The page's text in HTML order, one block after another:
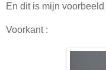
En dit is mijn
Voorkant :